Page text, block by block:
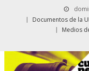
Documentos de la
Medios